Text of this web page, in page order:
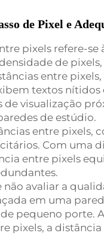
de Pixel e
pixels refere-se
de
entre
textos
de visualização
de estúdio.
entre pixels,
Com uma
entre pixels
avaliar a
em uma
pequeno porte.
pixels, a